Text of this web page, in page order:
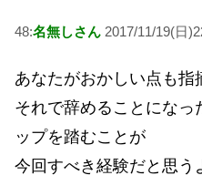
48:名無しさん 2017/11/19(日
あなたがおかしい点も指
それで辞めることにな
ップを踏むことが
今回すべき経験だと思う